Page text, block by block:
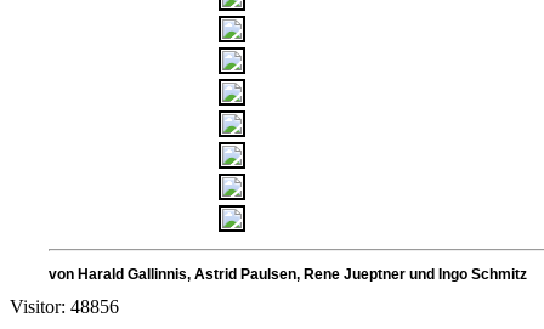
von Harald Gallinnis, Astrid Paulsen, Rene Jueptner und Ingo
Visitor: 48856